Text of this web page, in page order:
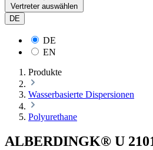
Vertreter auswählen
DE
DE
EN
Produkte
Wasserbasierte Dispersionen
Polyurethane
ALBERDINGK® U